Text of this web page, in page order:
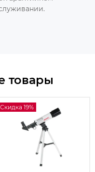
товары
Скидка 19%